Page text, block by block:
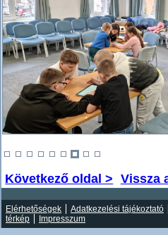
Következő oldal > Vissza
Elérhetőségek Adatkezelési tájékoztató
térkép
Impresszum